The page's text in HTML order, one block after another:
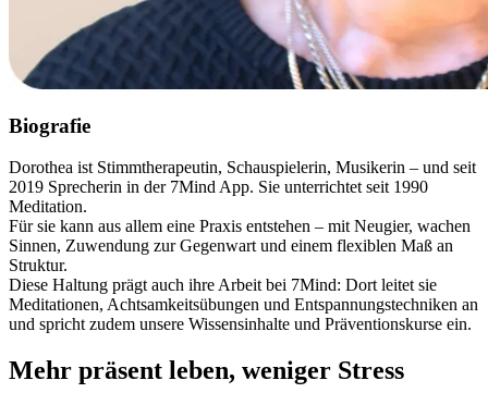
Biografie
Dorothea ist Stimmtherapeutin, Schauspielerin, Musikerin – und seit
2019 Sprecherin in der 7Mind App. Sie unterrichtet seit 1990
Meditation.
Für sie kann aus allem eine Praxis entstehen – mit Neugier, wachen
Sinnen, Zuwendung zur Gegenwart und einem flexiblen Maß an
Struktur.
Diese Haltung prägt auch ihre Arbeit bei 7Mind: Dort leitet sie
Meditationen, Achtsamkeitsübungen und Entspannungstechniken an
und spricht zudem unsere Wissensinhalte und Präventionskurse ein.
Mehr präsent leben, weniger Stress